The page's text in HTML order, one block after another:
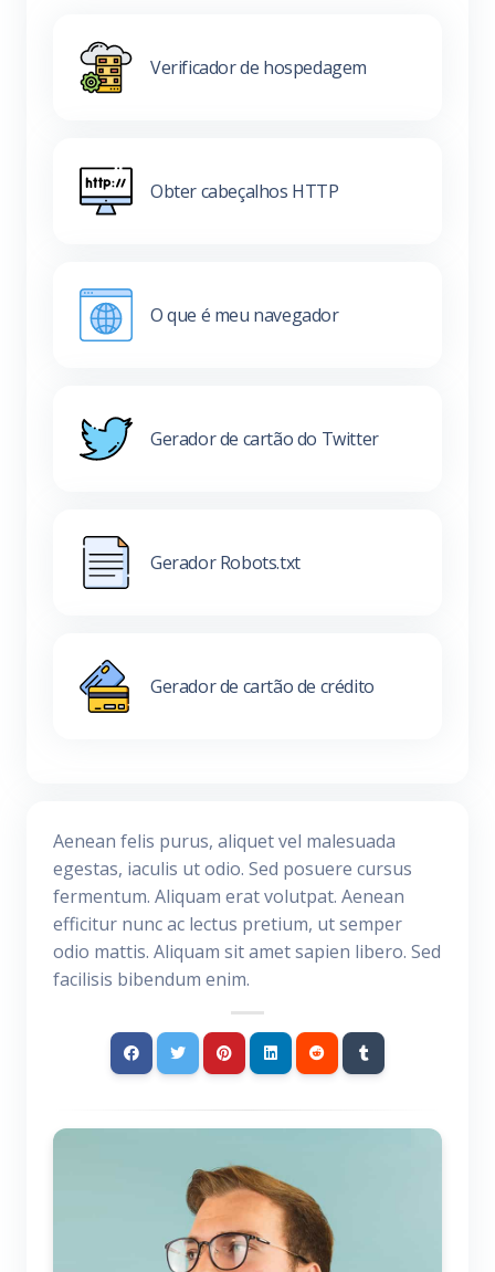
Verificador de hospedagem
Obter cabeçalhos HTTP
O que é meu navegador
Gerador de cartão do Twitter
Gerador Robots.txt
Gerador de cartão de crédito
Aenean felis purus, aliquet vel malesuada
egestas, iaculis ut odio. Sed posuere cursus
fermentum. Aliquam erat volutpat. Aenean
efficitur nunc ac lectus pretium, ut semper
odio mattis. Aliquam sit amet sapien libero. Sed
facilisis bibendum enim.